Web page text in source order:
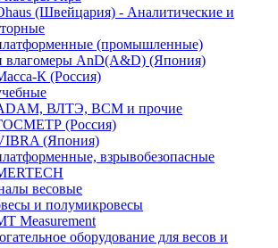
(Швейцария) - Аналитические и
(промышленные)
влагомеры AnD(A&D) (Япония)
К (Россия)
ВЛТЭ, BCM и прочие
(Россия)
(Япония)
взрывобезопасные
весовые
и полумикровесы
Measurement
оборудование для весов и